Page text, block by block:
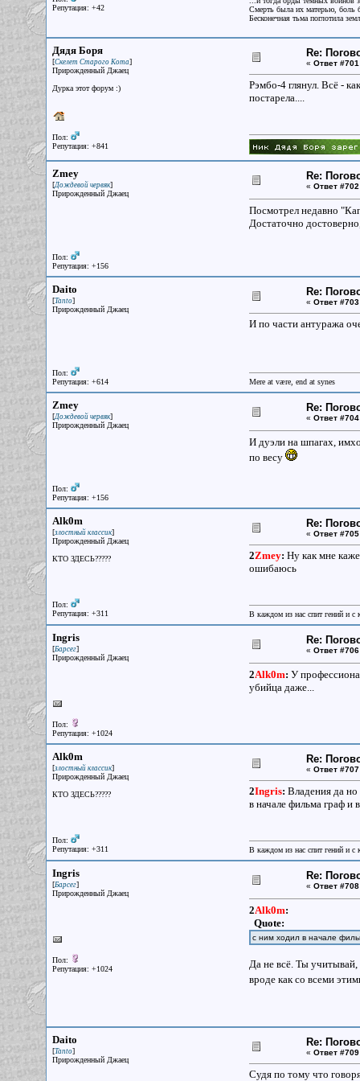
Репутация: +42
Смерть была их матерью, боль
Бесконечная тьма поглотила
Дядя Боря
[Скелет Старого Кота]
Прирожденный Джаец
Дурка этот форум :)
Пол:
Репутация: +841
Re:
« Ответ #701
Рэмбо-4 глянул. Всё -
постарела....
Zmey
[Дождевой червяк]
Прирожденный Джаец
Пол:
Репутация: +156
Re:
« Ответ #702
Посмотрел недавно
Достаточно
Daito
[Tanto]
Прирожденный Джаец
Пол:
Репутация: +614
Re:
« Ответ #703
И по части антуража
Mere at være, end at synes
Zmey
[Дождевой червяк]
Прирожденный Джаец
Пол:
Репутация: +156
Re:
« Ответ #704
И дуэли на шпагах,
по весу
Alk0m
[злостный классик]
Прирожденный Джаец
КТО ЗДЕСЬ?????
Пол:
Репутация: +311
Re:
« Ответ #705
2Zmey: Ну как мне
ошибаюсь
В каждом из нас спит гений и с
Ingris
[Барсег]
Прирожденный Джаец
Пол:
Репутация: +1024
Re:
« Ответ #706
2Alk0m: У
убийца даже...
Alk0m
[злостный классик]
Прирожденный Джаец
КТО ЗДЕСЬ?????
Пол:
Репутация: +311
Re:
« Ответ #707
2Ingris: Владения да но
в начале фильма граф и
В каждом из нас спит гений и с
Ingris
[Барсег]
Прирожденный Джаец
Пол:
Репутация: +1024
Re:
« Ответ #708
2Alk0m:
Quote:
с ним ходил в начале
Да не всё. Ты учитывай,
вроде как со всеми
Daito
[Tanto]
Прирожденный Джаец
Re:
« Ответ #709
Судя по тому что